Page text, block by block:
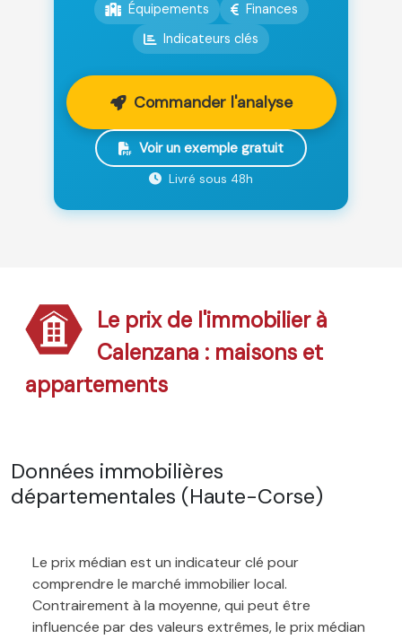
Équipements
Finances
Indicateurs clés
Commander l'analyse
Voir un exemple gratuit
Livré sous 48h
Le prix de l'immobilier à
Calenzana : maisons et
appartements
Données immobilières
départementales (Haute-Corse)
Le prix médian est un indicateur clé pour
comprendre le marché immobilier local.
Contrairement à la moyenne, qui peut être
influencée par des valeurs extrêmes, le prix médian